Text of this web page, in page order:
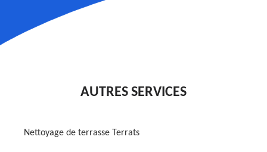
AUTRES SERVICES
Nettoyage de terrasse Terrats